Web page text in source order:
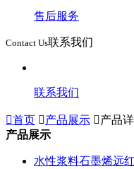
售后服务
Contact Us联系我们
联系我们
首页 产品展示 产品
产品展示
水性浆料石墨烯远